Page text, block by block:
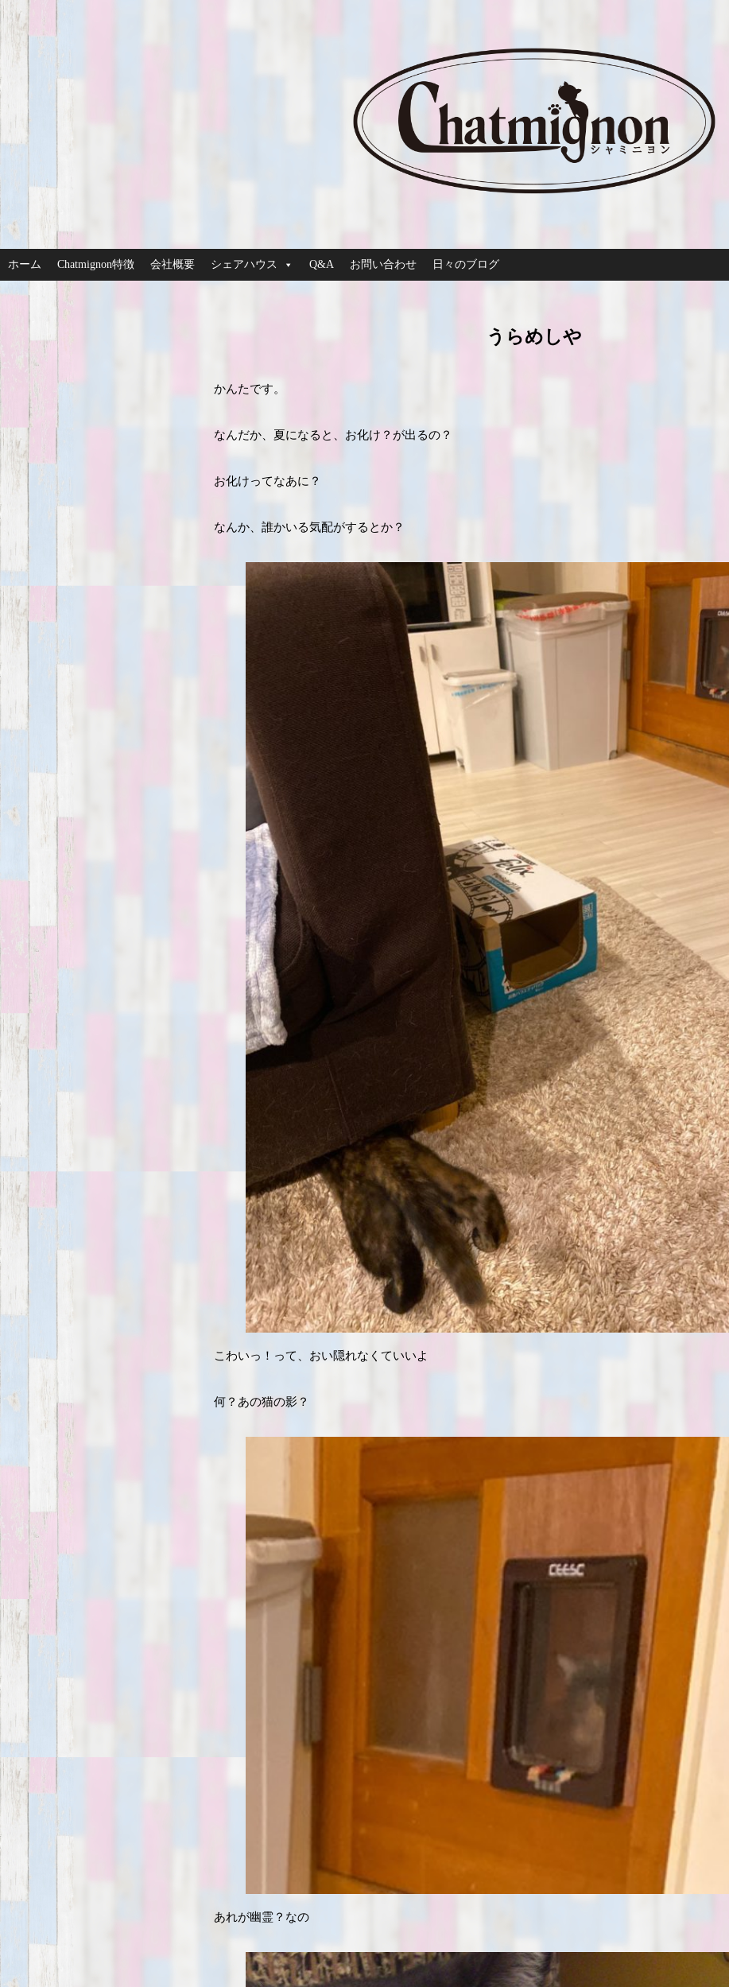
ホーム Chatmignon特徴 会社概要 シェアハウス Q&A お問い合わせ 日々のブログ
うらめしや
かんたです。
なんだか、夏になると、お化け？が出るの？
お化けってなあに？
なんか、誰かいる気配がするとか？
こわいっ！って、おい隠れなくていいよ
何？あの猫の影？
あれが幽霊？なの